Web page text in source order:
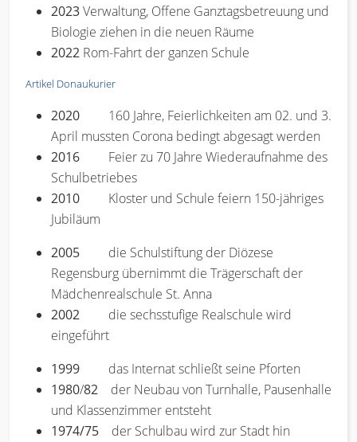
2023Verwaltung, Offene Ganztagsbetreuung und
Biologie ziehen in die neuen Räume
2022 Rom-Fahrt der ganzen Schule
Artikel Donaukurier
2020
160 Jahre, Feierlichkeiten am 02. und 3.
April mussten Corona bedingt abgesagt werden
2016 Feier zu 70 Jahre Wiederaufnahme des
Schulbetriebes
2010 Kloster und Schule feiern 150-jähriges
Jubiläum
2005 die Schulstiftung der Diözese
Regensburg übernimmt die Trägerschaft der
Mädchenrealschule St. Anna
2002 die sechsstufige Realschule wird
eingeführt
1999 das Internat schließt seine Pforten
1980/82 der Neubau von Turnhalle, Pausenhalle
und Klassenzimmer entsteht
1974/75 der Schulbau wird zur Stadt hin